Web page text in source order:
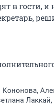
в гости,
Кононова,